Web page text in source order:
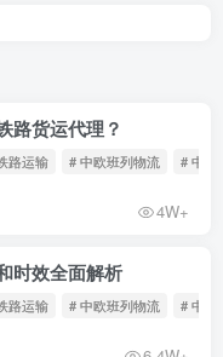
路货运代理？
路运输 # 中欧班列物流 # 中欧
4W+
时效全面解析
路运输 # 中欧班列物流 # 中欧